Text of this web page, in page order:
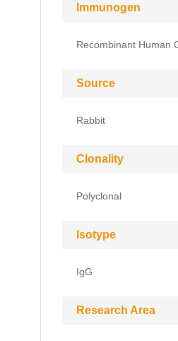
Immunogen
Recombinant Human
Source
Rabbit
Clonality
Polyclonal
Isotype
IgG
Research Area